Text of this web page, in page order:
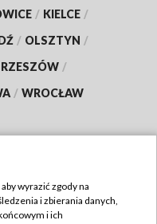
/ KIELCE /
/ OLSZTYN /
RZESZÓW /
/ WROCŁAW
wyrazić zgody na
i zbierania danych,
i ich